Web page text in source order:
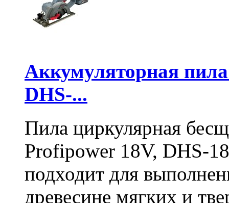
Аккумуляторная
DHS-...
Пила циркулярная
Profipower 18V, DHS-
подходит для
древесине мягких и